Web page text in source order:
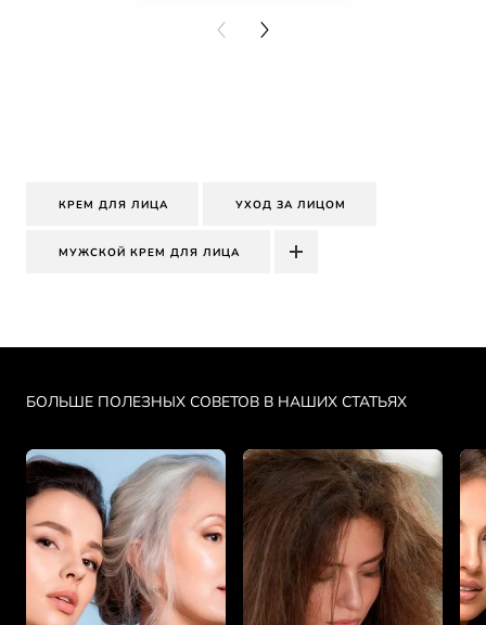
PREVIOUS CARD
NEXT CARD
КРЕМ ДЛЯ ЛИЦА УХОД ЗА ЛИЦОМ
МУЖСКОЙ КРЕМ ДЛЯ ЛИЦА
БОЛЬШЕ ПОЛЕЗНЫХ СОВЕТОВ В НАШИХ СТАТЬЯХ